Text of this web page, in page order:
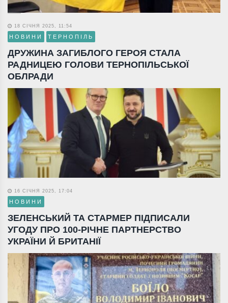
18 СІЧНЯ 2025, 11:54
НОВИНИ ТЕРНОПІЛЬ
ДРУЖИНА ЗАГИБЛОГО ГЕРОЯ СТАЛА
РАДНИЦЕЮ ГОЛОВИ ТЕРНОПІЛЬСЬКОЇ
ОБЛРАДИ
16 СІЧНЯ 2025, 17:04
НОВИНИ
ЗЕЛЕНСЬКИЙ ТА СТАРМЕР ПІДПИСАЛИ
УГОДУ ПРО 100-РІЧНЕ ПАРТНЕРСТВО
УКРАЇНИ Й БРИТАНІЇ